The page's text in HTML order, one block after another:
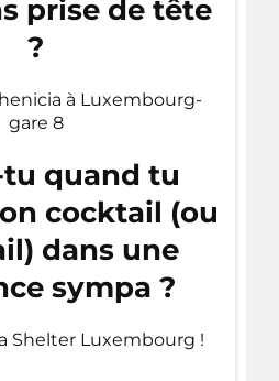
prise de tête
?
à Luxembourg-
gare 8
tu quand tu
cocktail (ou
dans une
sympa ?
Shelter Luxembourg !